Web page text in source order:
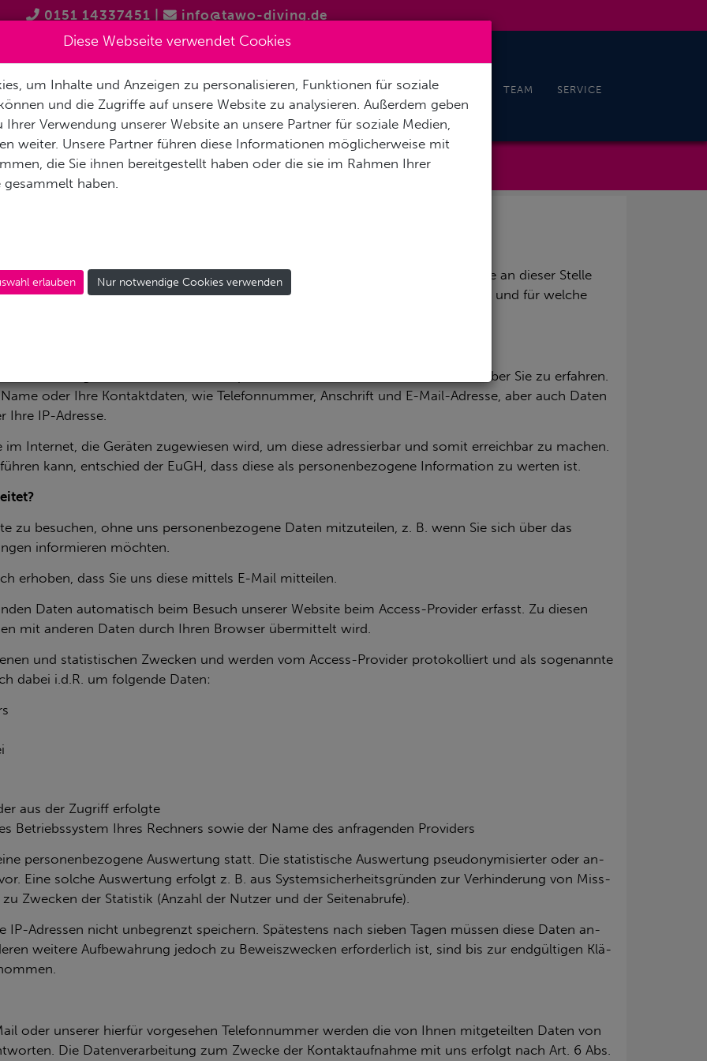
0151 14337451 info@tawo-diving.de
PRODUKTVORSTELLUNGEN TAUCHTOUREN SCHNORCHELN & FREEDIVING TEAM SERVICE
bei der Nut­zung un­se­rer Web­site ist uns sehr wich­tig. Daher möch­ten wir Sie an die­ser Stel­le
Daten in Bezug auf Ihren Be­such un­se­rer Web­sei­ten er­fasst wer­den und für wel­che
die dazu ge­nutzt wer­den kön­nen, per­sön­li­che oder sach­li­che Ver­hält­nis­se über Sie zu er­fah­ren.
oder Ihre Kon­takt­da­ten, wie Te­le­fon­num­mer, An­schrift und E-Mail-Adres­se, aber auch Daten
Ihre IP-Adres­se.
im In­ter­net, die Ge­rä­ten zu­ge­wie­sen wird, um diese adres­sier­bar und somit er­reich­bar zu ma­chen.
kann, ent­schied der EuGH, dass diese als per­so­nen­be­zo­ge­ne In­for­ma­ti­on zu wer­ten ist.
zu be­su­chen, ohne uns per­so­nen­be­zo­ge­ne Daten mit­zu­tei­len, z. B. wenn Sie sich über das
in­for­mie­ren möch­ten.
er­ho­ben, dass Sie uns diese mit­tels E-Mail mit­tei­len.
Daten au­to­ma­tisch beim Be­such un­se­rer Web­site beim Ac­cess-Pro­vi­der er­fasst. Zu die­sen
mit an­de­ren Daten durch Ihren Brow­ser über­mit­telt wird.
und sta­tis­ti­schen Zwe­cken und wer­den vom Ac­cess-Pro­vi­der pro­to­kol­liert und als so­ge­nann­te
dabei i.d.R. um fol­gen­de Daten:
aus der Zugriff erfolgte
Betriebssystem Ihres Rechners sowie der Name des anfragenden Providers
per­so­nen­be­zo­ge­ne Aus­wer­tung statt. Die sta­tis­ti­sche Aus­wer­tung pseud­ony­mi­sier­ter oder an­
Eine sol­che Aus­wer­tung er­folgt z. B. aus Sys­tem­si­cher­heits­grün­den zur Ver­hin­de­rung von Miss­
Zwe­cken der Sta­tis­tik (An­zahl der Nut­zer und der Sei­ten­ab­ru­fe).
Adres­sen nicht un­be­grenzt spei­chern. Spä­tes­tens nach sie­ben Tagen müs­sen diese Daten an­
wei­te­re Auf­be­wah­rung je­doch zu Be­weis­zwe­cken er­for­der­lich ist, sind bis zur end­gül­ti­gen Klä­
oder un­se­rer hier­für vor­ge­se­hen Te­le­fon­num­mer wer­den die von Ihnen mit­ge­teil­ten Daten von
Die Da­ten­ver­ar­bei­tung zum Zwe­cke der Kon­takt­auf­nah­me mit uns er­folgt nach Art. 6 Abs.
Diese Webseite verwendet Cookies
um Inhalte und Anzeigen zu personalisieren, Funktionen für soziale
und die Zugriffe auf unsere Website zu analysieren. Außerdem geben
Verwendung unserer Website an unsere Partner für soziale Medien,
weiter. Unsere Partner führen diese Informationen möglicherweise mit
die Sie ihnen bereitgestellt haben oder die sie im Rahmen Ihrer
haben.
erlauben Nur notwendige Cookies verwenden